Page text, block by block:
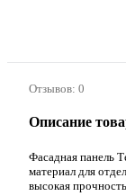
Отзывов: 0
Описание
Фасадная панель
материал для
высокая